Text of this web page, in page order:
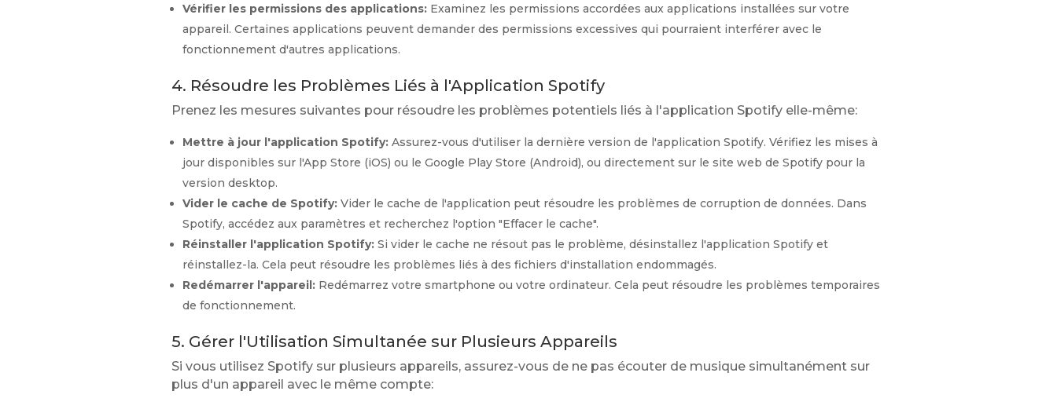
Vérifier les permissions des applications: Examinez les permissions accordées aux applications installées sur votre
appareil. Certaines applications peuvent demander des permissions excessives qui pourraient interférer avec le
fonctionnement d'autres applications.
4. Résoudre les Problèmes Liés à l'Application Spotify
Prenez les mesures suivantes pour résoudre les problèmes potentiels liés à l'application Spotify elle-même:
Mettre à jour l'application Spotify: Assurez-vous d'utiliser la dernière version de l'application Spotify. Vérifiez les mises à
jour disponibles sur l'App Store (iOS) ou le Google Play Store (Android), ou directement sur le site web de Spotify pour la
version desktop.
Vider le cache de Spotify: Vider le cache de l'application peut résoudre les problèmes de corruption de données. Dans
Spotify, accédez aux paramètres et recherchez l'option "Effacer le cache".
Réinstaller l'application Spotify: Si vider le cache ne résout pas le problème, désinstallez l'application Spotify et
réinstallez-la. Cela peut résoudre les problèmes liés à des fichiers d'installation endommagés.
Redémarrer l'appareil: Redémarrez votre smartphone ou votre ordinateur. Cela peut résoudre les problèmes temporaires
de fonctionnement.
5. Gérer l'Utilisation Simultanée sur Plusieurs Appareils
Si vous utilisez Spotify sur plusieurs appareils, assurez-vous de ne pas écouter de musique simultanément sur
plus d'un appareil avec le même compte: